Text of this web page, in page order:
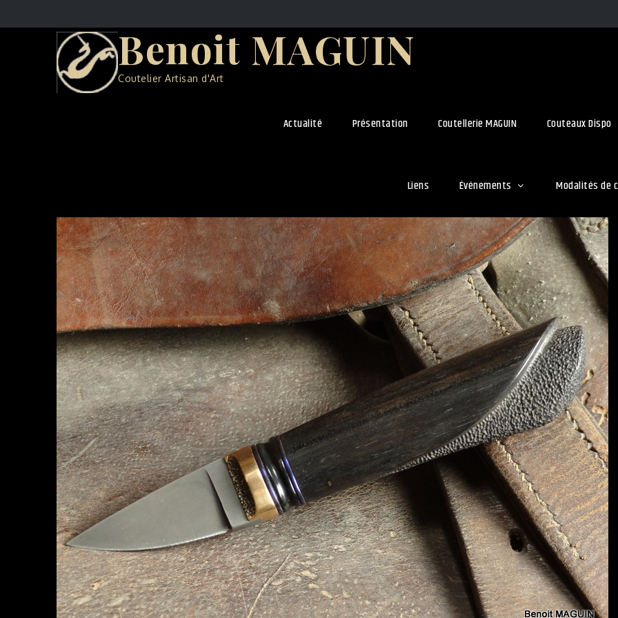
to
Benoit MAGUIN
Coutelier Artisan d'Art
Actualité Présentation Coutellerie MAGUIN Couteaux Dispo
Liens Événements Modalités de